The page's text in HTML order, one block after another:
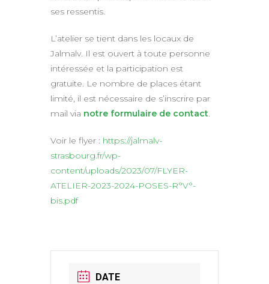
ses ressentis.
L’atelier se tient dans les locaux de
Jalmalv. Il est ouvert à toute personne
intéressée et la participation est
gratuite. Le nombre de places étant
limité, il est nécessaire de s’inscrire par
mail via notre formulaire de contact.
Voir le flyer : https://jalmalv-
strasbourg.fr/wp-
content/uploads/2023/07/FLYER-
ATELIER-2023-2024-POSES-R°V°-
bis.pdf
DATE